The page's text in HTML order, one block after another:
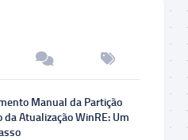
Manual da Partição
da Atualização WinRE: Um